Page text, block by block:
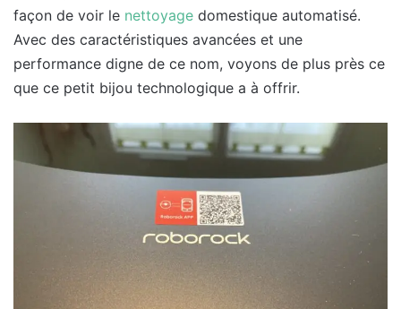
façon de voir le nettoyage domestique automatisé.
Avec des caractéristiques avancées et une
performance digne de ce nom, voyons de plus près ce
que ce petit bijou technologique a à offrir.